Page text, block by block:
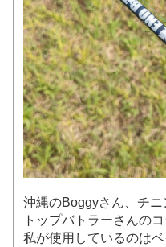
沖縄のBoggyさん、チ
トップバトラーさんのコ
私が使用しているのは